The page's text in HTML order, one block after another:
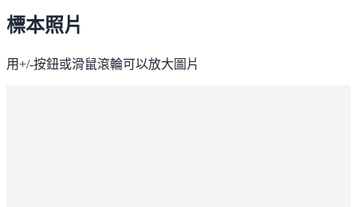
標本照片
用+/-按鈕或滑鼠滾輪可以放大圖片